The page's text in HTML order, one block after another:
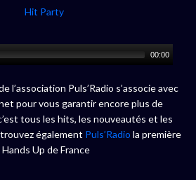
00:00
l’association Puls’Radio s’associe avec
pour vous garantir encore plus de
tous les hits, les nouveautés et les
également Puls’Radio la première
Up de France